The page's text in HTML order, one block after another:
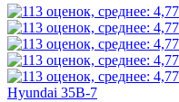
Hyundai 35B-7